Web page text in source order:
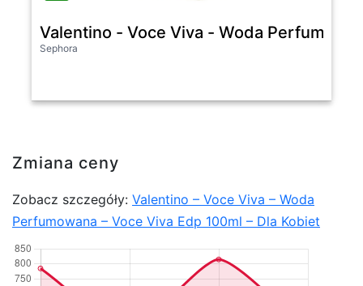
Valentino - Voce Viva - Woda
Sephora
Zmiana ceny
Zobacz szczegóły: Valentino – Voce Viva – Woda
Perfumowana – Voce Viva Edp 100ml – Dla Kobiet